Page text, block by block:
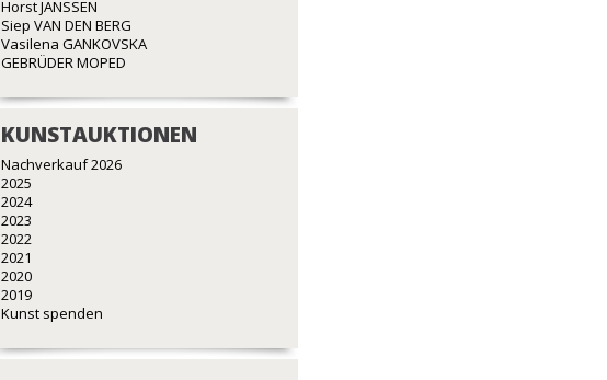
Horst JANSSEN
Siep VAN DEN BERG
Vasilena GANKOVSKA
GEBRÜDER MOPED
KUNSTAUKTIONEN
Nachverkauf 2026
2025
2024
2023
2022
2021
2020
2019
Kunst spenden